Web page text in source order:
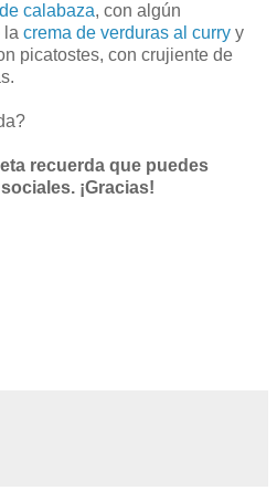
calabaza, con algún
la crema de verduras al curry y
picatostes, con crujiente de
recuerda que puedes
¡Gracias!